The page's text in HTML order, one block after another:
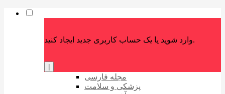
وارد شوید یا یک حساب کاربری جدید ایجاد کنید.
مجله فارسی
پزشکی و سلامت